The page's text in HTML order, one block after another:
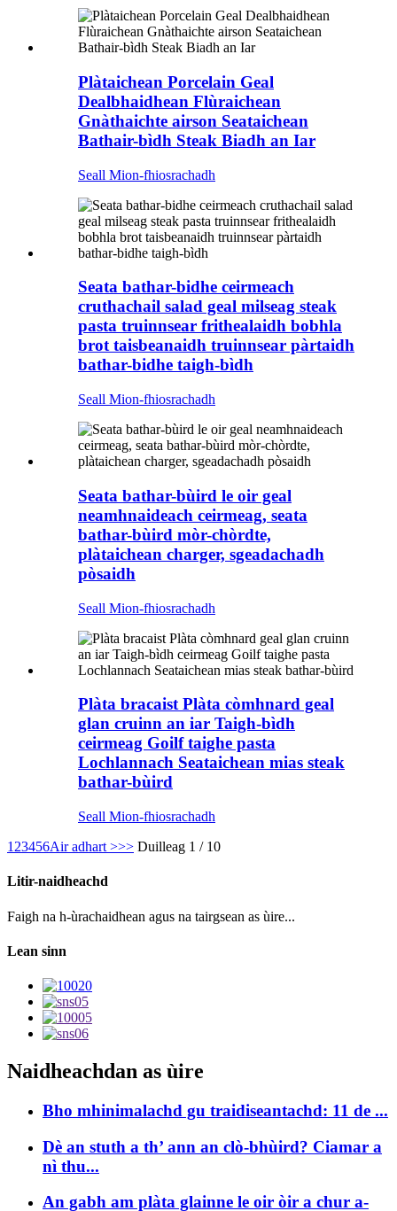
Plàtaichean Porcelain Geal
Dealbhaidhean Flùraichean
Gnàthaichte airson Seataichean
Bathair-bìdh Steak Biadh an Iar
Seall Mion-fhiosrachadh
Seata bathar-bidhe ceirmeach
cruthachail salad geal milseag steak
pasta truinnsear frithealaidh bobhla
brot taisbeanaidh truinnsear pàrtaidh
bathar-bidhe taigh-bìdh
Seall Mion-fhiosrachadh
Seata bathar-bùird le oir geal
neamhnaideach ceirmeag, seata
bathar-bùird mòr-chòrdte,
plàtaichean charger, sgeadachadh
pòsaidh
Seall Mion-fhiosrachadh
Plàta bracaist Plàta còmhnard geal
glan cruinn an iar Taigh-bìdh
ceirmeag Goilf taighe pasta
Lochlannach Seataichean mias steak
bathar-bùird
Seall Mion-fhiosrachadh
1 23456Air adhart >>> Duilleag 1 / 10
Litir-naidheachd
Faigh na h-ùrachaidhean agus na tairgsean as ùire...
Lean sinn
Naidheachdan as ùire
Bho mhinimalachd gu traidiseantachd: 11 de ...
Dè an stuth a th’ ann an clò-bhùird? Ciamar a
nì thu...
An gabh am plàta glainne le oir òir a chur a-